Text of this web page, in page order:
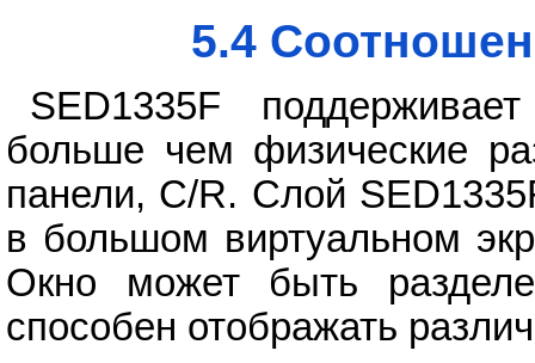
5.4
SED1335F
больше чем физические
панели, C/R. Слой
в большом виртуальном
Окно может быть
способен отображать